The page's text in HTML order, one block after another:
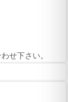
せ下さい。